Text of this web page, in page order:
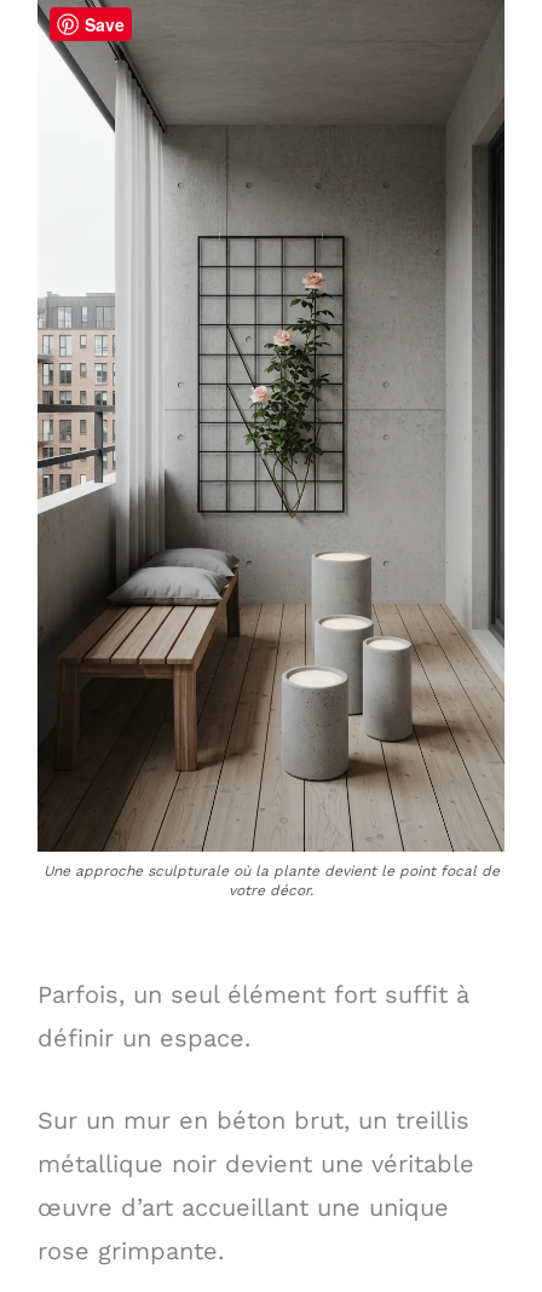
Une approche sculpturale où la plante devient le point focal de
votre décor.
Parfois, un seul élément fort suffit à
définir un espace.
Sur un mur en béton brut, un treillis
métallique noir devient une véritable
œuvre d’art accueillant une unique
rose grimpante.
Save